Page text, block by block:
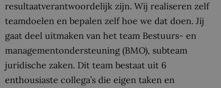
resultaatverantwoordelijk zijn. Wij realiseren zelf
teamdoelen en bepalen zelf hoe we dat doen. Jij
gaat deel uitmaken van het team Bestuurs- en
managementondersteuning (BMO), subteam
juridische zaken. Dit team bestaat uit 6
enthousiaste collega’s die eigen taken en